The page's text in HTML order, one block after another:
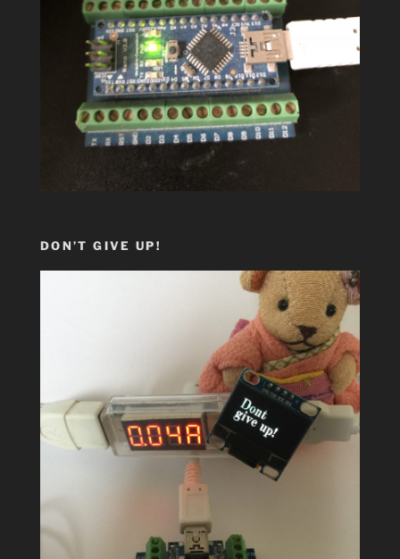
DON’T GIVE UP!